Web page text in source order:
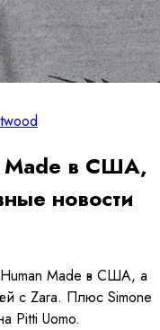
Made в США,
новости
Made в США, а
с Zara. Плюс Simone
Pitti Uomo.